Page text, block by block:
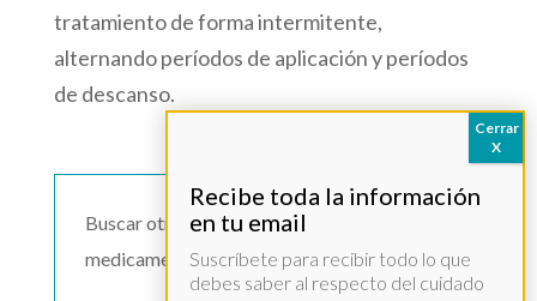
tratamiento de forma intermitente,
alternando períodos de aplicación y períodos
de descanso.
Buscar otro
medicamento >>Suscríbete para recibir todo lo que
debes saber al respecto del cuidado